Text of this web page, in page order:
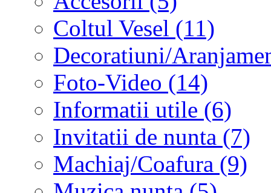
Coltul Vesel (11)
Decoratiuni/
Foto-Video (14)
Informatii utile (6)
Invitatii de nunta (7)
Machiaj/Coafura (9)